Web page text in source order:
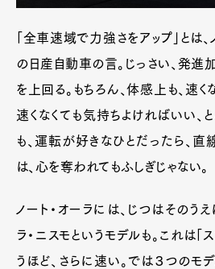
「全車速域で力強さをアップ」とは
の日産自動車の言。じっさい、発進
を上回る。もちろん、体感上も、速く
速くなくても気持ちよければいい、
も、運転が好きなひとだったら、
は、心を奪われてもふしぎじゃない。
ノート・オーラには、じつはそのう
ラ・ニスモというモデルも。これは「
うほど、さらに速い。では３つのモデ